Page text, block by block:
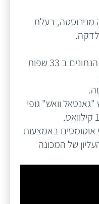
כולה מנירוסטה, בעלת
לוח פיקוד ממוחשב המציג את הנתונים ב 33 שפות
"גאנטאל וואש" גופי
חומרי ניקוי אוטומטים באמצעות
העליון של המכונה